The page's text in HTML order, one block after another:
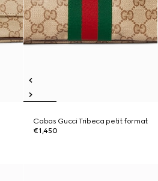
Cabas Gucci Tribeca petit format
€1,450